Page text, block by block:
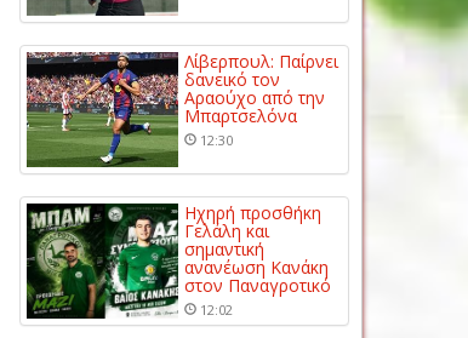
Λίβερπουλ: Παίρνει
δανεικό τον
Αραούχο από την
Μπαρτσελόνα
12:30
Ηχηρή προσθήκη
Γελάλη και
σημαντική
ανανέωση Κανάκη
στον Παναγροτικό
12:02